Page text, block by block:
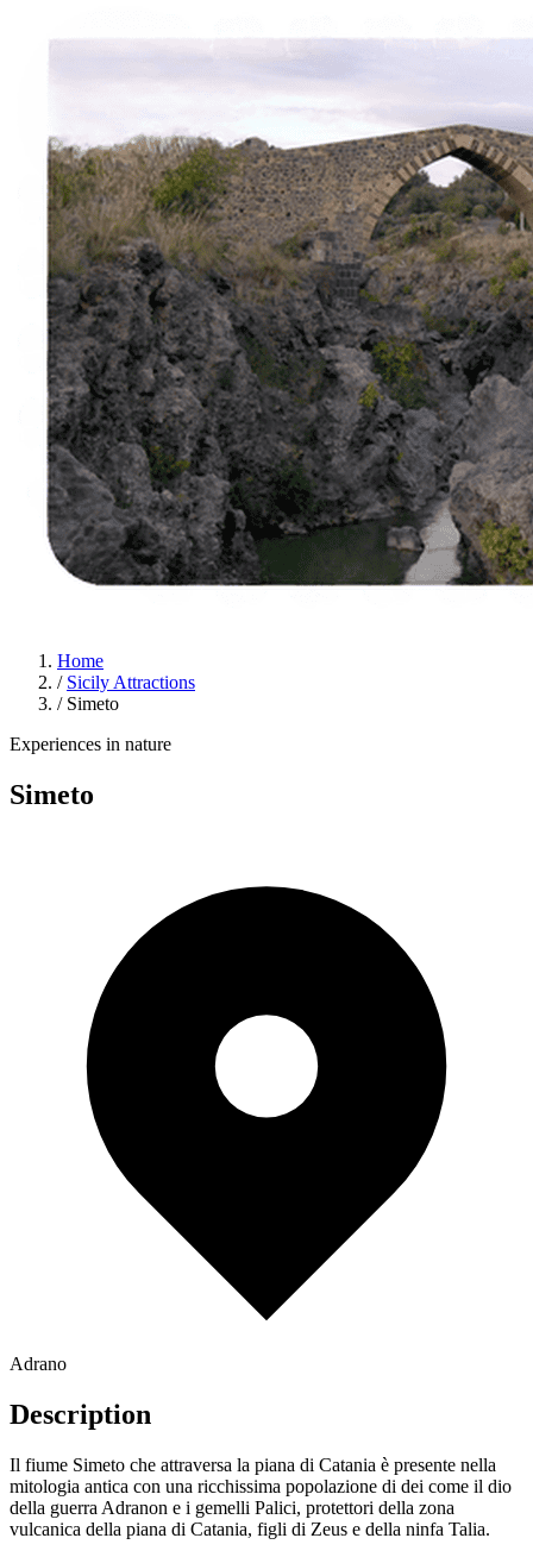
Home
/ Sicily Attractions
/ Simeto
Experiences in nature
Simeto
Adrano
Description
Il fiume Simeto che attraversa la piana di Catania è presente nella
mitologia antica con una ricchissima popolazione di dei come il dio
della guerra Adranon e i gemelli Palici, protettori della zona
vulcanica della piana di Catania, figli di Zeus e della ninfa Talia.